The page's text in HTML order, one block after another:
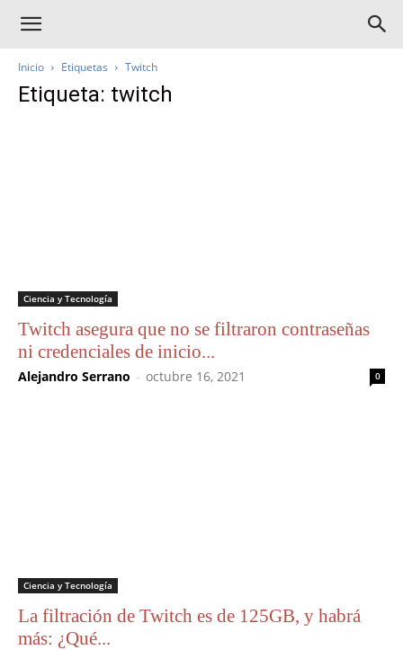
Inicio Etiquetas Twitch
Etiqueta: twitch
Ciencia y Tecnología
Twitch asegura que no se filtraron contraseñas
ni credenciales de inicio...
Alejandro Serrano - octubre 16, 2021 0
Ciencia y Tecnología
La filtración de Twitch es de 125GB, y habrá
más: ¿Qué...